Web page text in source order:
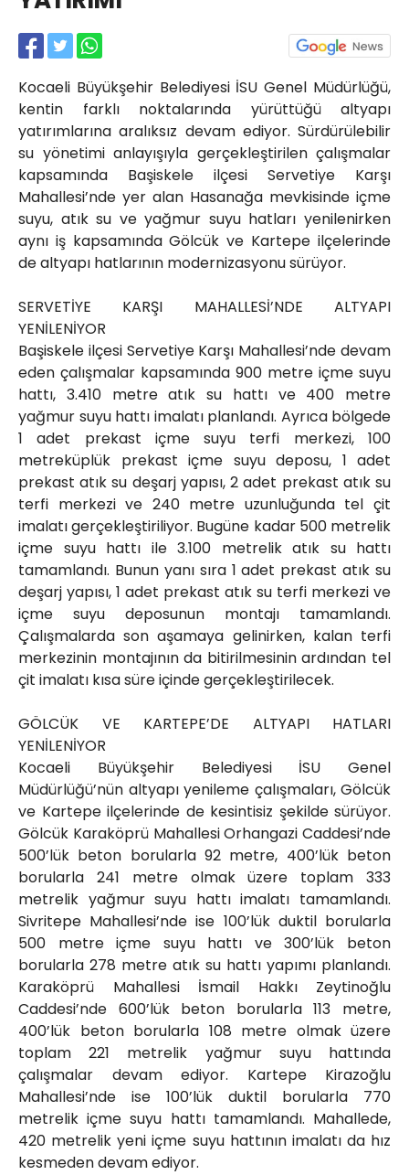
Kocaeli Büyükşehir Belediyesi İSU Genel Müdürlüğü,
kentin farklı noktalarında yürüttüğü altyapı
yatırımlarına aralıksız devam ediyor. Sürdürülebilir
su yönetimi anlayışıyla gerçekleştirilen çalışmalar
kapsamında Başiskele ilçesi Servetiye Karşı
Mahallesi’nde yer alan Hasanağa mevkisinde içme
suyu, atık su ve yağmur suyu hatları yenilenirken
aynı iş kapsamında Gölcük ve Kartepe ilçelerinde
de altyapı hatlarının modernizasyonu sürüyor.
SERVETİYE KARŞI MAHALLESİ’NDE ALTYAPI
YENİLENİYOR
Başiskele ilçesi Servetiye Karşı Mahallesi’nde devam
eden çalışmalar kapsamında 900 metre içme suyu
hattı, 3.410 metre atık su hattı ve 400 metre
yağmur suyu hattı imalatı planlandı. Ayrıca bölgede
1 adet prekast içme suyu terfi merkezi, 100
metreküplük prekast içme suyu deposu, 1 adet
prekast atık su deşarj yapısı, 2 adet prekast atık su
terfi merkezi ve 240 metre uzunluğunda tel çit
imalatı gerçekleştiriliyor. Bugüne kadar 500 metrelik
içme suyu hattı ile 3.100 metrelik atık su hattı
tamamlandı. Bunun yanı sıra 1 adet prekast atık su
deşarj yapısı, 1 adet prekast atık su terfi merkezi ve
içme suyu deposunun montajı tamamlandı.
Çalışmalarda son aşamaya gelinirken, kalan terfi
merkezinin montajının da bitirilmesinin ardından tel
çit imalatı kısa süre içinde gerçekleştirilecek.
GÖLCÜK VE KARTEPE’DE ALTYAPI HATLARI
YENİLENİYOR
Kocaeli Büyükşehir Belediyesi İSU Genel
Müdürlüğü’nün altyapı yenileme çalışmaları, Gölcük
ve Kartepe ilçelerinde de kesintisiz şekilde sürüyor.
Gölcük Karaköprü Mahallesi Orhangazi Caddesi’nde
500’lük beton borularla 92 metre, 400’lük beton
borularla 241 metre olmak üzere toplam 333
metrelik yağmur suyu hattı imalatı tamamlandı.
Sivritepe Mahallesi’nde ise 100’lük duktil borularla
500 metre içme suyu hattı ve 300’lük beton
borularla 278 metre atık su hattı yapımı planlandı.
Karaköprü Mahallesi İsmail Hakkı Zeytinoğlu
Caddesi’nde 600’lük beton borularla 113 metre,
400’lük beton borularla 108 metre olmak üzere
toplam 221 metrelik yağmur suyu hattında
çalışmalar devam ediyor. Kartepe Kirazoğlu
Mahallesi’nde ise 100’lük duktil borularla 770
metrelik içme suyu hattı tamamlandı. Mahallede,
420 metrelik yeni içme suyu hattının imalatı da hız
kesmeden devam ediyor.
Yahya Kaptan Mahallesi
Akkavaklar Caddesi No:17/4 İzmit-
kocaelisokak@gmail.com